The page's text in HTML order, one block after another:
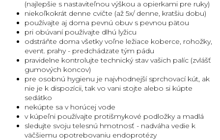
(najlepšie s nastaviteľnou výškou a opierkami pre ruky)
niekoľkokrát denne cvičte (až 5x/ denne, kratšiu dobu)
používajte aj doma pevnú obuv s pevnou pätou
pri obúvaní používajte dlhú lyžicu
odstráňte doma všetky voľne ležiace koberce, rohožky,
event. prahy - predchádzate tým pádu
pravidelne kontrolujte technický stav vašich palíc (zvlášť
gumových koncov)
pre osobnú hygienu je najvhodnejší sprchovací kút, ak
nie je k dispozícii, tak vo vani stojte alebo si kúpte
sedátko
nekúpte sa v horúcej vode
v kúpeľni používajte protišmykové podložky a madlá
sledujte svoju telesnú hmotnosť - nadváha vedie k
väčšiemu opotrebovaniu endoprotézy